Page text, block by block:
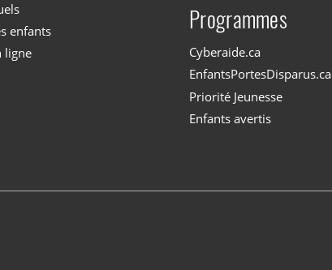
enfants
ligne
Programmes
Cyberaide.ca
EnfantsPortesDisparus.ca
Priorité Jeunesse
Enfants avertis